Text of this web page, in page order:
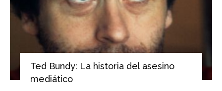
Ted Bundy: La historia del asesino
mediático